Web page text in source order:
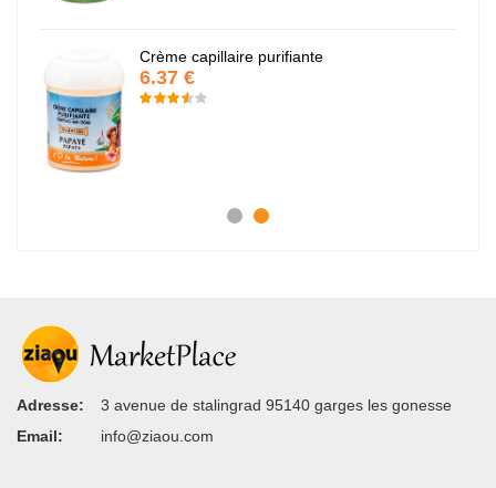
Crème capillaire purifiante
6.37 €
Adresse:
3 avenue de stalingrad 95140 garges les gonesse
Email:
info@ziaou.com